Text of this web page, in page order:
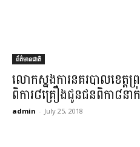
ព័ត៌មានជាតិ
លោកស្នងការ​នគរបាល​ខេត្ត​
ពិកា​រ​៨​គ្រឿង​ជូន​ជនពិកា​៨​នាក់​
admin - July 25, 2018